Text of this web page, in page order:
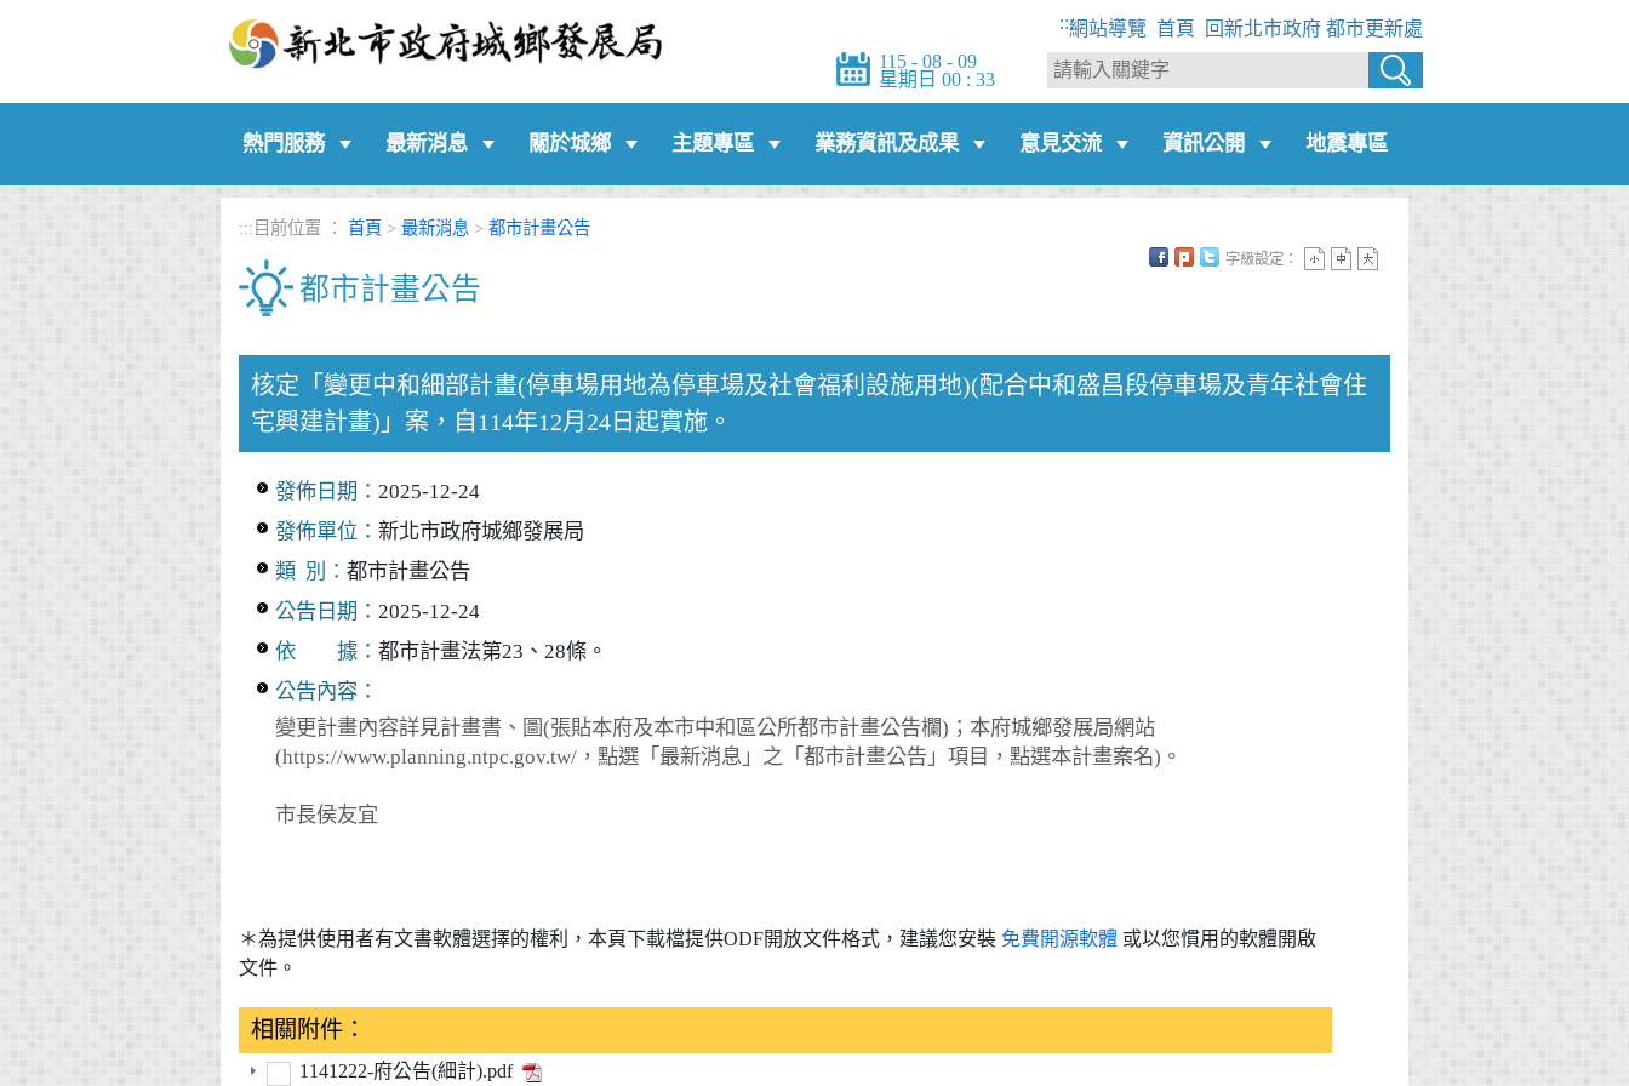
:::網站導覽 首頁 回新北市政府 都市更新處
115 - 08 - 09
星期日 00 : 33
熱門服務 最新消息 關於城鄉 主題專區 業務資訊及成果 意見交流 資訊公開 地震專區
::: 目前位置 ： 首頁 > 最新消息 > 都市計畫公告
都市計畫公告
字級設定：
核定「變更中和細部計畫(停車場用地為停車場及社會福利設施用地)(配合中和盛昌段停車場及青年社會住
宅興建計畫)」案，自114年12月24日起實施。
發佈日期： 2025-12-24
發佈單位： 新北市政府城鄉發展局
類 別： 都市計畫公告
公告日期： 2025-12-24
依 據： 都市計畫法第23、28條。
公告內容：
變更計畫內容詳見計畫書、圖(張貼本府及本市中和區公所都市計畫公告欄)；本府城鄉發展局網站
(https://www.planning.ntpc.gov.tw/，點選「最新消息」之「都市計畫公告」項目，點選本計畫案名)。
市長侯友宜
＊為提供使用者有文書軟體選擇的權利，本頁下載檔提供ODF開放文件格式，建議您安裝 免費開源軟體 或以您慣用的軟體開啟
文件。
相關附件：
1141222-府公告(細計).pdf